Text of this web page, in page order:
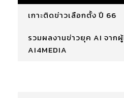
เกาะติดข่าวเลือกตั้ง ปี 66
รวมผลงานข่าวยุค AI จาก
AI4MEDIA